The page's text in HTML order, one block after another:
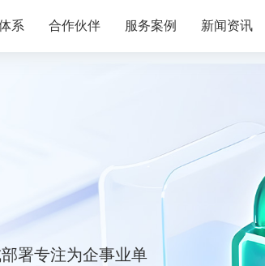
系 合作伙伴 服务案例 新闻资讯
署专注为企事业单